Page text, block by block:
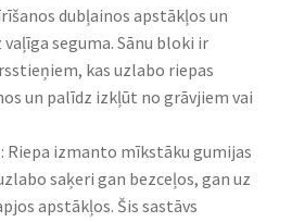
dubļainos apstākļos un
seguma. Sānu bloki ir
kas uzlabo riepas
un palīdz izkļūt no grāvjiem vai
Riepa izmanto mīkstāku gumijas
saķeri gan bezceļos, gan uz
apstākļos. Šis sastāvs